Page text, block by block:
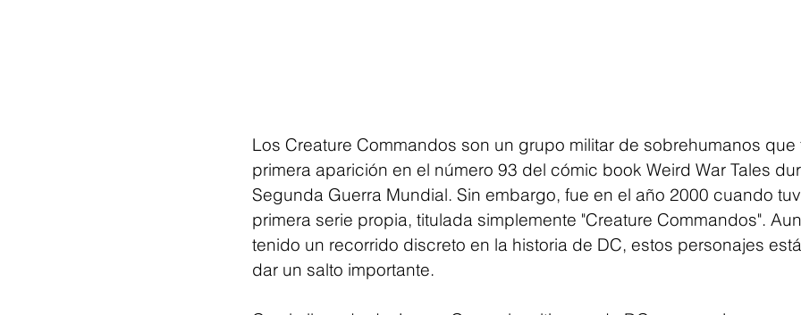
Los Creature Commandos son un grupo militar de sobrehumanos que
primera aparición en el número 93 del cómic book Weird War Tales
Segunda Guerra Mundial. Sin embargo, fue en el año 2000 cuando
primera serie propia, titulada simplemente "Creature Commandos".
tenido un recorrido discreto en la historia de DC, estos personajes
dar un salto importante.